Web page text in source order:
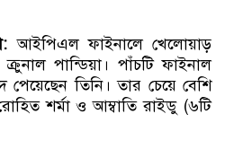
আইপিএল ফাইনালে খেলোয়াড়
পান্ডিয়া। পাঁচটি ফাইনাল
পেয়েছেন তিনি। তার চেয়ে বেশি
শর্মা ও আম্বাতি রাইডু (৬টি